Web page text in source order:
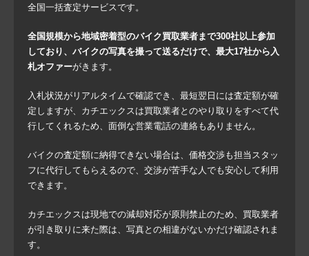
全国一括査定サービスです。
全国規模から地域密着型のバイク買取業者まで300社以上参加
しており、バイクの写真を撮って送るだけで、最大17社から入
札オファーがきます。
入札状況がリアルタイムで確認でき、最短翌日には査定額が確
定しますが、カチエックスは買取業者とのやり取りをすべて代
行してくれるため、面倒な営業電話の連絡もありません。
バイクの査定額に納得できない場合は、価格交渉も担当スタッ
フに代行してもらえるので、交渉が苦手な人でも安心して利用
できます。
カチエックスは現地での減却対応が原則禁止のため、買取業者
が引き取りに来た際は、写真との相違がないかだけ確認されま
す。